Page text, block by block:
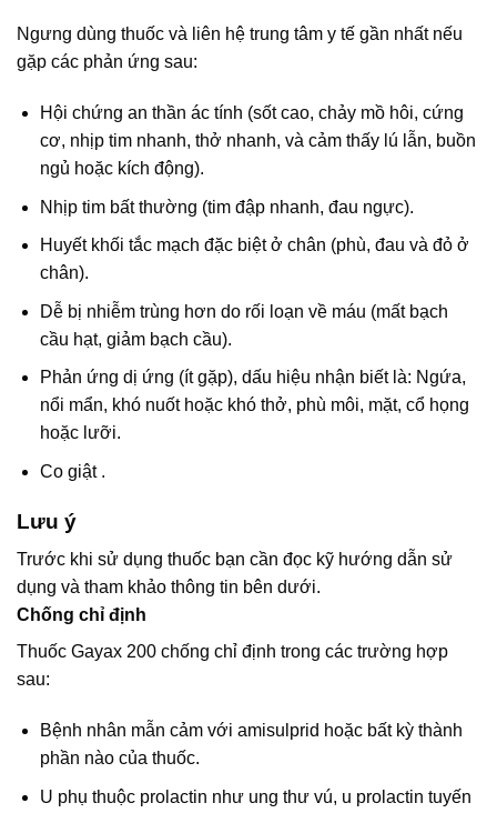
Ngưng dùng thuốc và liên hệ trung tâm y tế gần nhất nếu
gặp các phản ứng sau:
Hội chứng an thần ác tính (sốt cao, chảy mồ hôi, cứng
cơ, nhịp tim nhanh, thở nhanh, và cảm thấy lú lẫn, buồn
ngủ hoặc kích động).
Nhịp tim bất thường (tim đập nhanh, đau ngực).
Huyết khối tắc mạch đặc biệt ở chân (phù, đau và đỏ ở
chân).
Dễ bị nhiễm trùng hơn do rối loạn về máu (mất bạch
cầu hạt, giảm bạch cầu).
Phản ứng dị ứng (ít gặp), dấu hiệu nhận biết là: Ngứa,
nổi mẩn, khó nuốt hoặc khó thở, phù môi, mặt, cổ họng
hoặc lưỡi.
Co giật .
Lưu ý
Trước khi sử dụng thuốc bạn cần đọc kỹ hướng dẫn sử
dụng và tham khảo thông tin bên dưới.
Chống chỉ định
Thuốc Gayax 200 chống chỉ định trong các trường hợp
sau:
Bệnh nhân mẫn cảm với amisulprid hoặc bất kỳ thành
phần nào của thuốc.
U phụ thuộc prolactin như ung thư vú, u prolactin tuyến